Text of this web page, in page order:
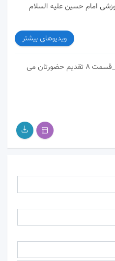
امام حسین علیه السلام
ویدیوهای بیشتر
ویدیو علوم اجتماعی پایه هشتم_قسمت 8 تقدیم حضورتان می